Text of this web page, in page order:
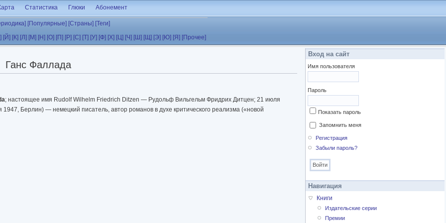
Статистика Глюки Абонемент
[Популярные] [Страны] [Теги]
[Й] [К] [Л] [М] [Н] [О] [П] [Р] [С] [Т] [У] [Ф] [Х] [Ц] [Ч] [Ш] [Щ] [Э] [Ю] [Я] [Прочее]
Ганс Фаллада
; настоящее имя Rudolf Wilhelm Friedrich Ditzen — Рудольф Вильгельм Фридрих Дитцен; 21 июля
Берлин) — немецкий писатель, автор романов в духе критического реализма («новой
Вход на сайт
Имя пользователя
Пароль
Показать пароль
Запомнить меня
Регистрация
Забыли пароль?
Навигация
Книги
Издательские серии
Премии